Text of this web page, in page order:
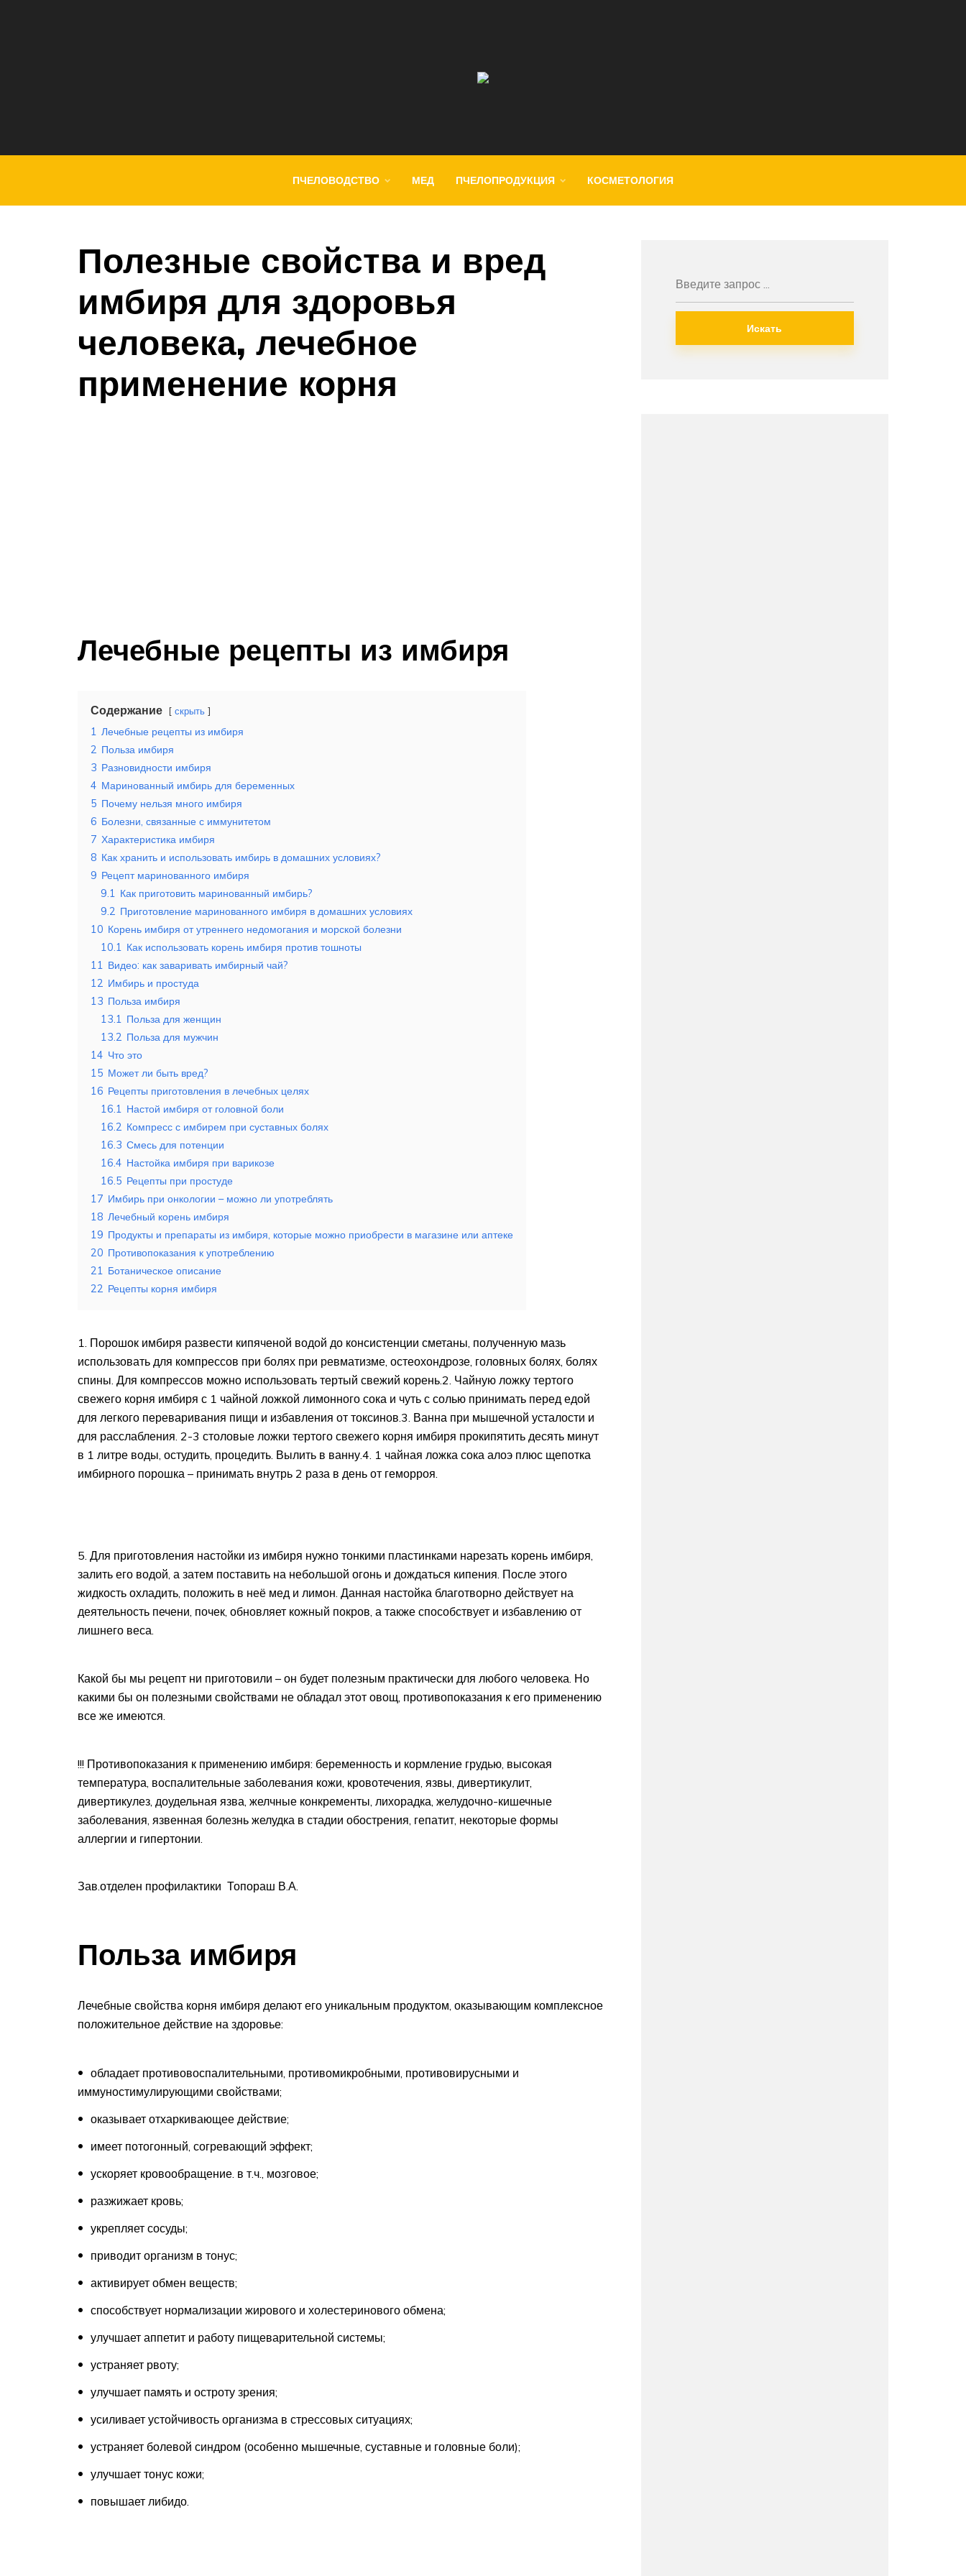
ПЧЕЛОВОДСТВО МЕД ПЧЕЛОПРОДУКЦИЯ КОСМЕТОЛОГИЯ
Полезные свойства и вред
имбиря для здоровья
человека, лечебное
применение корня
Лечебные рецепты из имбиря
Содержание скрыть
1 Лечебные рецепты из имбиря
2 Польза имбиря
3 Разновидности имбиря
4 Маринованный имбирь для беременных
5 Почему нельзя много имбиря
6 Болезни, связанные с иммунитетом
7 Характеристика имбиря
8 Как хранить и использовать имбирь в домашних условиях?
9 Рецепт маринованного имбиря
9.1 Как приготовить маринованный имбирь?
9.2 Приготовление маринованного имбиря в домашних условиях
10 Корень имбиря от утреннего недомогания и морской болезни
10.1 Как использовать корень имбиря против тошноты
11 Видео: как заваривать имбирный чай?
12 Имбирь и простуда
13 Польза имбиря
13.1 Польза для женщин
13.2 Польза для мужчин
14 Что это
15 Может ли быть вред?
16 Рецепты приготовления в лечебных целях
16.1 Настой имбиря от головной боли
16.2 Компресс с имбирем при суставных болях
16.3 Смесь для потенции
16.4 Настойка имбиря при варикозе
16.5 Рецепты при простуде
17 Имбирь при онкологии – можно ли употреблять
18 Лечебный корень имбиря
19 Продукты и препараты из имбиря, которые можно приобрести в магазине или аптеке
20 Противопоказания к употреблению
21 Ботаническое описание
22 Рецепты корня имбиря
1. Порошок имбиря развести кипяченой водой до консистенции сметаны, полученную мазь
использовать для компрессов при болях при ревматизме, остеохондрозе, головных болях, болях
спины. Для компрессов можно использовать тертый свежий корень.2. Чайную ложку тертого
свежего корня имбиря с 1 чайной ложкой лимонного сока и чуть с солью принимать перед едой
для легкого переваривания пищи и избавления от токсинов.3. Ванна при мышечной усталости и
для расслабления. 2-3 столовые ложки тертого свежего корня имбиря прокипятить десять минут
в 1 литре воды, остудить, процедить. Вылить в ванну.4. 1 чайная ложка сока алоэ плюс щепотка
имбирного порошка – принимать внутрь 2 раза в день от геморроя.
5. Для приготовления настойки из имбиря нужно тонкими пластинками нарезать корень имбиря,
залить его водой, а затем поставить на небольшой огонь и дождаться кипения. После этого
жидкость охладить, положить в неё мед и лимон. Данная настойка благотворно действует на
деятельность печени, почек, обновляет кожный покров, а также способствует и избавлению от
лишнего веса.
Какой бы мы рецепт ни приготовили – он будет полезным практически для любого человека. Но
какими бы он полезными свойствами не обладал этот овощ, противопоказания к его применению
все же имеются.
!!! Противопоказания к применению имбиря: беременность и кормление грудью, высокая
температура, воспалительные заболевания кожи, кровотечения, язвы, дивертикулит,
дивертикулез, доудельная язва, желчные конкременты, лихорадка, желудочно-кишечные
заболевания, язвенная болезнь желудка в стадии обострения, гепатит, некоторые формы
аллергии и гипертонии.
Зав.отделен профилактики Топораш В.А.
Польза имбиря
Лечебные свойства корня имбиря делают его уникальным продуктом, оказывающим комплексное
положительное действие на здоровье:
обладает противовоспалительными, противомикробными, противовирусными и
иммуностимулирующими свойствами;
оказывает отхаркивающее действие;
имеет потогонный, согревающий эффект;
ускоряет кровообращение. в т.ч., мозговое;
разжижает кровь;
укрепляет сосуды;
приводит организм в тонус;
активирует обмен веществ;
способствует нормализации жирового и холестеринового обмена;
улучшает аппетит и работу пищеварительной системы;
устраняет рвоту;
улучшает память и остроту зрения;
усиливает устойчивость организма в стрессовых ситуациях;
устраняет болевой синдром (особенно мышечные, суставные и головные боли);
улучшает тонус кожи;
повышает либидо.
Искать